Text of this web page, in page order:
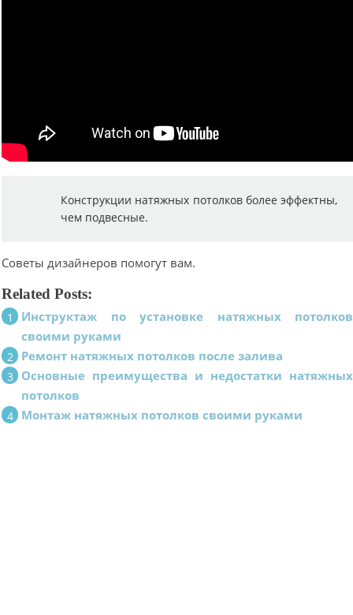
Конструкции натяжных потолков более эффектны,
чем подвесные.
Советы дизайнеров помогут вам.
Related Posts:
Инструктаж по установке натяжных потолков
своими руками
Ремонт натяжных потолков после залива
Основные преимущества и недостатки натяжных
потолков
Монтаж натяжных потолков своими руками